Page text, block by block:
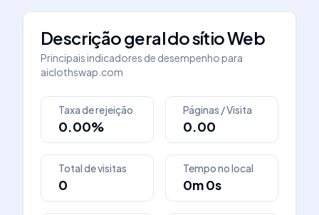
Descrição geral do sítio Web
Principais indicadores de desempenho para
aiclothswap.com
Taxa de rejeição
0.00%
Páginas / Visita
0.00
Total de visitas
0
Tempo no local
0m 0s